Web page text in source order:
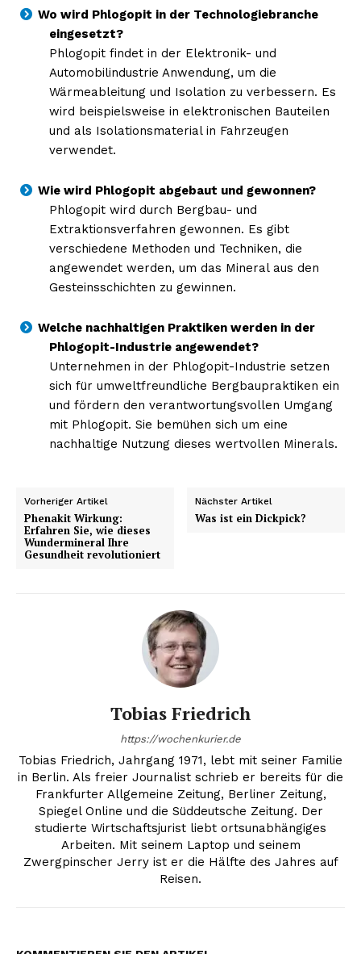
Wo wird Phlogopit in der Technologiebranche
eingesetzt?
Phlogopit findet in der Elektronik- und
Automobilindustrie Anwendung, um die
Wärmeableitung und Isolation zu verbessern. Es
wird beispielsweise in elektronischen Bauteilen
und als Isolationsmaterial in Fahrzeugen
verwendet.
Wie wird Phlogopit abgebaut und gewonnen?
Phlogopit wird durch Bergbau- und
Extraktionsverfahren gewonnen. Es gibt
verschiedene Methoden und Techniken, die
angewendet werden, um das Mineral aus den
Gesteinsschichten zu gewinnen.
Welche nachhaltigen Praktiken werden in der
Phlogopit-Industrie angewendet?
Unternehmen in der Phlogopit-Industrie setzen
sich für umweltfreundliche Bergbaupraktiken ein
und fördern den verantwortungsvollen Umgang
mit Phlogopit. Sie bemühen sich um eine
nachhaltige Nutzung dieses wertvollen Minerals.
Vorheriger Artikel
Phenakit Wirkung:
Erfahren Sie, wie dieses
Wundermineral Ihre
Gesundheit revolutioniert
Nächster Artikel
Was ist ein Dickpick?
Tobias Friedrich
https://wochenkurier.de
Tobias Friedrich, Jahrgang 1971, lebt mit seiner Familie
in Berlin. Als freier Journalist schrieb er bereits für die
Frankfurter Allgemeine Zeitung, Berliner Zeitung,
Spiegel Online und die Süddeutsche Zeitung. Der
studierte Wirtschaftsjurist liebt ortsunabhängiges
Arbeiten. Mit seinem Laptop und seinem
Zwergpinscher Jerry ist er die Hälfte des Jahres auf
Reisen.